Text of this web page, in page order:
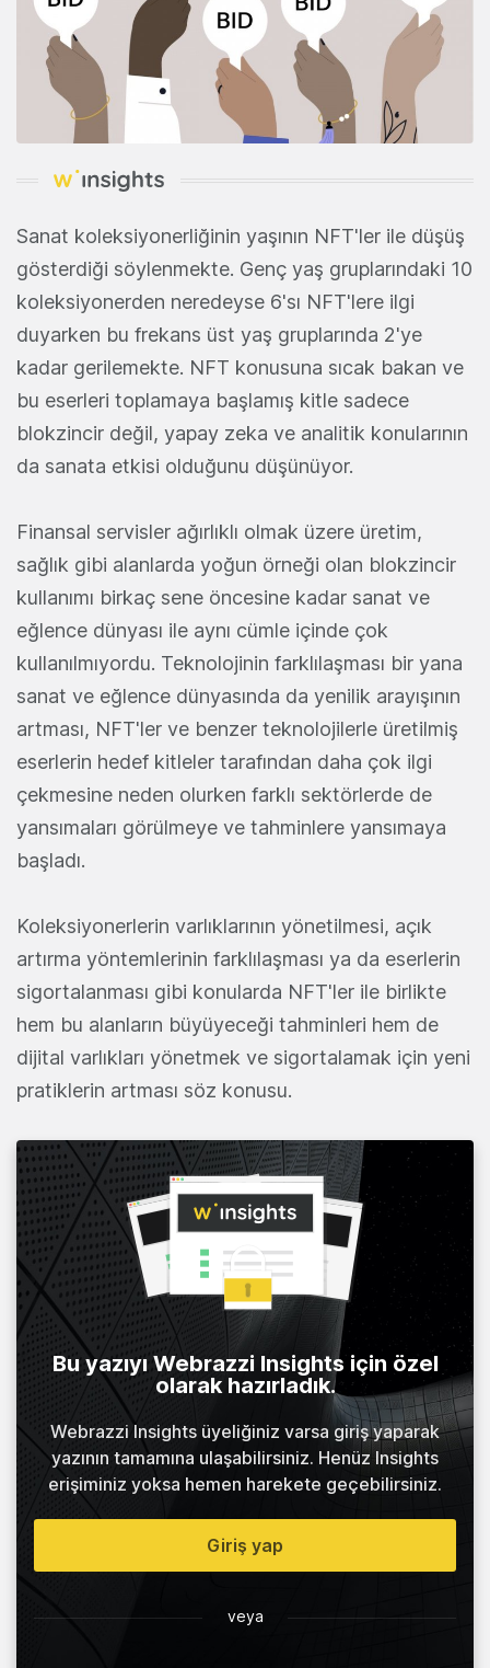
Sanat koleksiyonerliğinin yaşının NFT'ler ile düşüş
gösterdiği söylenmekte. Genç yaş gruplarındaki 10
koleksiyonerden neredeyse 6'sı NFT'lere ilgi
duyarken bu frekans üst yaş gruplarında 2'ye
kadar gerilemekte. NFT konusuna sıcak bakan ve
bu eserleri toplamaya başlamış kitle sadece
blokzincir değil, yapay zeka ve analitik konularının
da sanata etkisi olduğunu düşünüyor.
Finansal servisler ağırlıklı olmak üzere üretim,
sağlık gibi alanlarda yoğun örneği olan blokzincir
kullanımı birkaç sene öncesine kadar sanat ve
eğlence dünyası ile aynı cümle içinde çok
kullanılmıyordu. Teknolojinin farklılaşması bir yana
sanat ve eğlence dünyasında da yenilik arayışının
artması, NFT'ler ve benzer teknolojilerle üretilmiş
eserlerin hedef kitleler tarafından daha çok ilgi
çekmesine neden olurken farklı sektörlerde de
yansımaları görülmeye ve tahminlere yansımaya
başladı.
Koleksiyonerlerin varlıklarının yönetilmesi, açık
artırma yöntemlerinin farklılaşması ya da eserlerin
sigortalanması gibi konularda NFT'ler ile birlikte
hem bu alanların büyüyeceği tahminleri hem de
dijital varlıkları yönetmek ve sigortalamak için yeni
pratiklerin artması söz konusu.
Bu yazıyı Webrazzi Insights için özel
olarak hazırladık.
Webrazzi Insights üyeliğiniz varsa giriş yaparak
yazının tamamına ulaşabilirsiniz. Henüz Insights
erişiminiz yoksa hemen harekete geçebilirsiniz.
Giriş yap
veya